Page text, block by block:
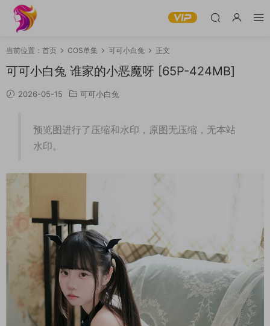
当前位置： 首页 COS单集 可可小白兔 正文
可可小白兔 谁家的小恶魔呀 [65P-424MB]
2026-05-15 可可小白兔
预览图进行了压缩和水印，原图无压缩，无本站
水印。